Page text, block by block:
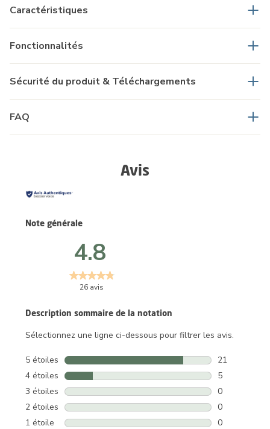
Caractéristiques
Fonctionnalités
Sécurité du produit & Téléchargements
FAQ
Avis
Description sommaire de la notation
Sélectionnez une ligne ci-dessous pour filtrer les avis.
5 étoiles étoiles
21
21 avis avec
4 étoiles étoiles
5
5 avis avec
3 étoiles étoiles
0
0 avis avec
2 étoiles étoiles
0
0 avis avec
1 étoile étoiles
0
Note générale
4.8
26 avis